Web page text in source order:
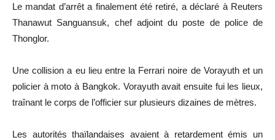
Le mandat d’arrêt a finalement été retiré, a déclaré à Reuters
Thanawut Sanguansuk, chef adjoint du poste de police de
Thonglor.
Une collision a eu lieu entre la Ferrari noire de Vorayuthet un
policier à moto à Bangkok. Vorayuthavait ensuite fuiles lieux,
traînant le corps de l’officier sur plusieurs dizaines de mètres.
Les autorités thaïlandaises avaient à retardement émis un